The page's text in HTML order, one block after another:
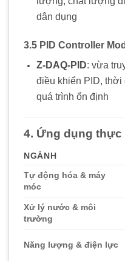
dân dụng
3.5 PID Controller
Z-DAQ-PID: vừa
điều khiển PID, thời
quá trình ổn định
4. Ứng dụng thực
NGÀNH
Tự động hóa & máy
móc
Xử lý nước & môi
trường
Năng lượng & điện lực